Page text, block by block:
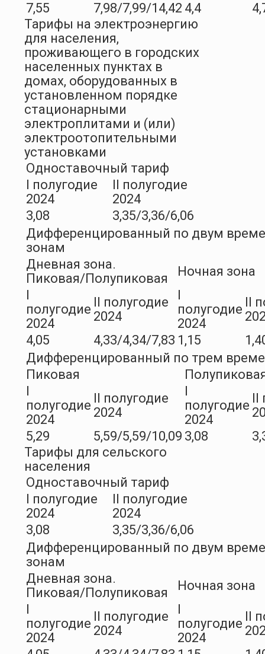
7,55
7,98/7,99/14,42 4,4
Тарифы на электроэнергию
для населения,
проживающего в городских
населенных пунктах в
домах, оборудованных в
установленном порядке
стационарными
электроплитами и (или)
электроотопительными
установками
Одноставочный тариф
I полугодие
2024
II полугодие
2024
3,08
3,35/3,36/6,06
Дифференцированный по двум
зонам
Дневная зона.
Пиковая/Полупиковая
Ночная зона
полугодие
2024
II полугодие
2024
полугодие
2024
II
4,05
4,33/4,34/7,83 1,15
Дифференцированный по трем
Пиковая
полугодие
2024
II полугодие
2024
полугодие
2024
5,29
5,59/5,59/10,09 3,08
Тарифы для сельского
населения
Одноставочный тариф
I полугодие
2024
II полугодие
2024
3,08
3,35/3,36/6,06
Дифференцированный по двум
зонам
Дневная зона.
Пиковая/Полупиковая
Ночная зона
полугодие
2024
II полугодие
2024
полугодие
2024
II